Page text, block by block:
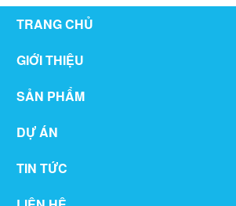
TRANG CHỦ
GIỚI THIỆU
SẢN PHẨM
DỰ ÁN
TIN TỨC